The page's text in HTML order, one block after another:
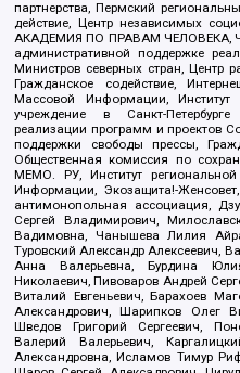
партнерства, Пермский
действие, Центр независимых
АКАДЕМИЯ ПО ПРАВАМ ЧЕЛОВЕКА,
административной поддержке
Министров северных стран, Центр
Гражданское содействие,
Массовой Информации,
учреждение в Санкт-
реализации программ и проектов
поддержки свободы прессы,
Общественная комиссия по
МЕМО. РУ, Институт
Информации, Экозащита!-
антимонопольная ассоциация,
Сергей Владимирович,
Вадимовна, Чанышева Лилия
Туровский Александр Алексеевич,
Анна Валерьевна, Бурдина
Николаевич, Пивоваров Андрей
Виталий Евгеньевич, Барахоев
Александрович, Шарипков Олег
Шведов Григорий Сергеевич,
Валерий Валерьевич,
Александровна, Исламов Тимур